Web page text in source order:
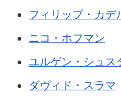
フィリップ・カデ
ニコ・ホフマン
ユルゲン・シュス
ダヴィド・スラマ